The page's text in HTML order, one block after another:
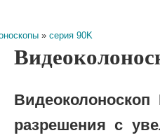
» серия 90K
Видеоколоноскоп
разрешения с